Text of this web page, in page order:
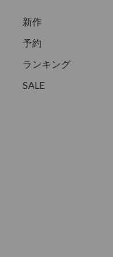
新作
予約
ランキング
SALE